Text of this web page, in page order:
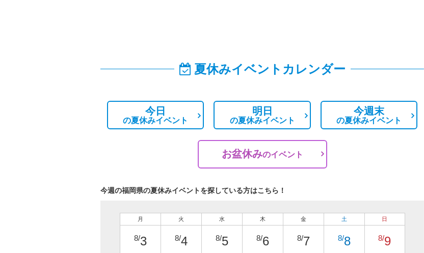
夏休みイベントカレンダー
今日
の夏休みイベント
明日
の夏休みイベント
今週末
の夏休みイベント
お盆休みのイベント
今週の福岡県の夏休みイベントを探している方はこちら！
月
8/3
火
8/4
水
8/5
木
8/6
金
8/7
土
8/8
日
8/9